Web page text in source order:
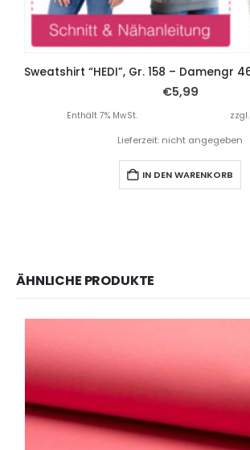
€5,99
Enthält 7% MwSt. zzgl.
Lieferzeit: nicht angegeben
IN DEN WARENKORB
ÄHNLICHE PRODUKTE